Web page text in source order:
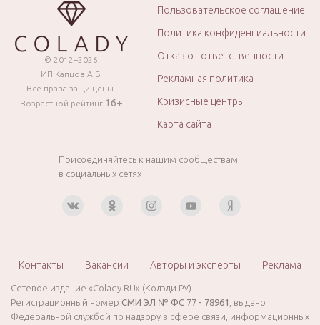
© 2012–2026
ИП Капцов А.Б.
Все права защищены.
Возрастной рейтинг 16+
Пользовательское соглашение
Политика конфиденциальности
Отказ от ответственности
Рекламная политика
Кризисные центры
Карта сайта
Присоединяйтесь к нашим сообществам
в социальных сетях
Контакты Вакансии Авторы и эксперты Реклама
Сетевое издание «Colady.RU» (Колэди.РУ)
Регистрационный номер СМИ ЭЛ № ФС 77 - 78961
, выдано
Федеральной службой по надзору в сфере связи, информационных